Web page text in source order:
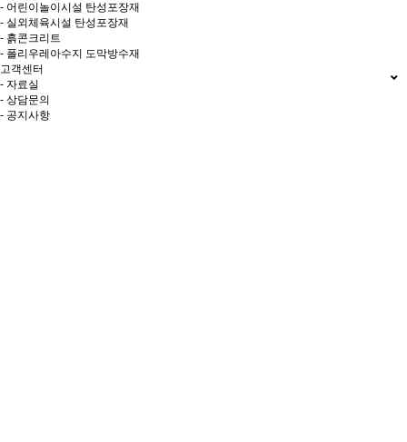
- 어린이놀이시설 탄성포장재
- 실외체육시설 탄성포장재
- 흙콘크리트
- 폴리우레아수지 도막방수재
고객센터
- 자료실
- 상담문의
- 공지사항